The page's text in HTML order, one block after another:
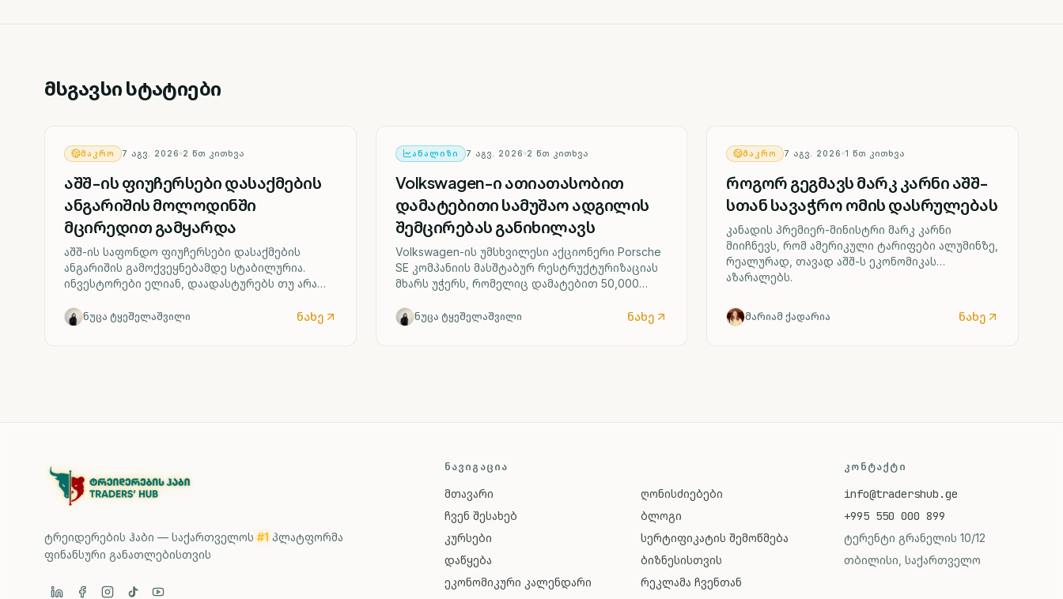
მსგავსი სტატიები
ᲛᲐᲙᲠᲝ 7 ᲐᲒᲕ. 2026 2 ᲬᲗ ᲙᲘᲗᲮᲕᲐ
აშშ-ის ფიუჩერსები დასაქმების
ანგარიშის მოლოდინში
მცირედით გამყარდა
აშშ-ის საფონდო ფიუჩერსები დასაქმების
ანგარიშის გამოქვეყნებამდე სტაბილურია.
ინვესტორები ელიან, დაადასტურებს თუ არა
რეზერვის მიერ საპროცენტო განაკვეთის
შესაძლო ზრდის სცენარს უკვე სექტემბრიდან.
ნუცა ტყეშელაშვილი ნახე
ᲐᲜᲐᲚᲘᲖᲘ 7 ᲐᲒᲕ. 2026 2 ᲬᲗ ᲙᲘᲗᲮᲕᲐ
Volkswagen-ი ათიათასობით
დამატებითი სამუშაო ადგილის
შემცირებას განიხილავს
Volkswagen-ის უმსხვილესი აქციონერი Porsche
SE კომპანიის მასშტაბურ რესტრუქტურიზაციას
მხარს უჭერს, რომელიც დამატებით 50,000
გერმანული ქარხნის შესაძლო დახურვას
ითვალისწინებს.
ნუცა ტყეშელაშვილი ნახე
ᲛᲐᲙᲠᲝ 7 ᲐᲒᲕ. 2026 1 ᲬᲗ ᲙᲘᲗᲮᲕᲐ
როგორ გეგმავს მარკ კარნი აშშ-
სთან სავაჭრო ომის დასრულებას
კანადის პრემიერ-მინისტრი მარკ კარნი
მიიჩნევს, რომ ამერიკული ტარიფები ალუმინზე,
რეალურად, თავად აშშ-ს ეკონომიკას
აზარალებს.
მარიამ ქადარია ნახე
ტრეიდერების ჰაბი — საქართველოს #1 პლატფორმა
ფინანსური განათლებისთვის
ᲜᲐᲕᲘᲒᲐᲪᲘᲐ
მთავარი
ჩვენ შესახებ
კურსები
დაწყება
ეკონომიკური კალენდარი
ღონისძიებები
ბლოგი
სერტიფიკატის შემოწმება
ბიზნესისთვის
რეკლამა ჩვენთან
ᲙᲝᲜᲢᲐᲥᲢᲘ
info@tradershub.ge
+995 550 000 899
ტერენტი გრანელის 10/12
თბილისი, საქართველო